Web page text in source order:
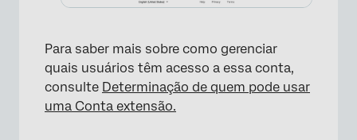
×
Para saber mais sobre como gerenciar
quais usuários têm acesso a essa conta,
consulte Determinação de quem pode usar
uma Conta extensão.